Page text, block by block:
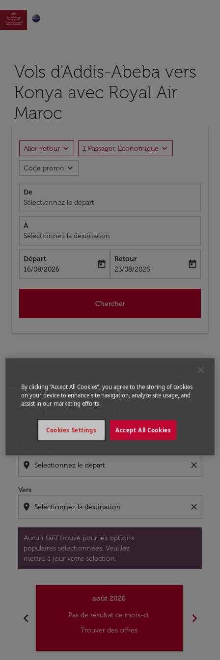

Vols d'Addis-Abeba vers
Konya avec Royal Air
Maroc
Aller-retour expand_more 1 Passager, Économique expand_more
Code promo expand_more
De
Sélectionnez le départ
À
Sélectionnez la destination
Départ
fc-booking-departure-date-aria-label
16/08/2026
today
Retour
fc-booking-return-date-aria-label
23/08/2026
today
Chercher
Vols de Addis-
Abeba a Konya
Prochains Vols de Addis-Abeba
vers Konya
location_on close
Vers
location_on close
Aucun tarif trouvé pour les options
populaires sélectionnées. Veuillez
mettre à jour votre sélection.
Aucun tarif trouvé pour les options populaires
chevron_left
août 2026
Pas de résultat ce mois-ci.
Trouver des offres
chevron_right
By clicking “Accept All Cookies”, you agree to the storing of cookies
on your device to enhance site navigation, analyze site usage, and
assist in our marketing efforts.
Accept All Cookies
Cookies Settings